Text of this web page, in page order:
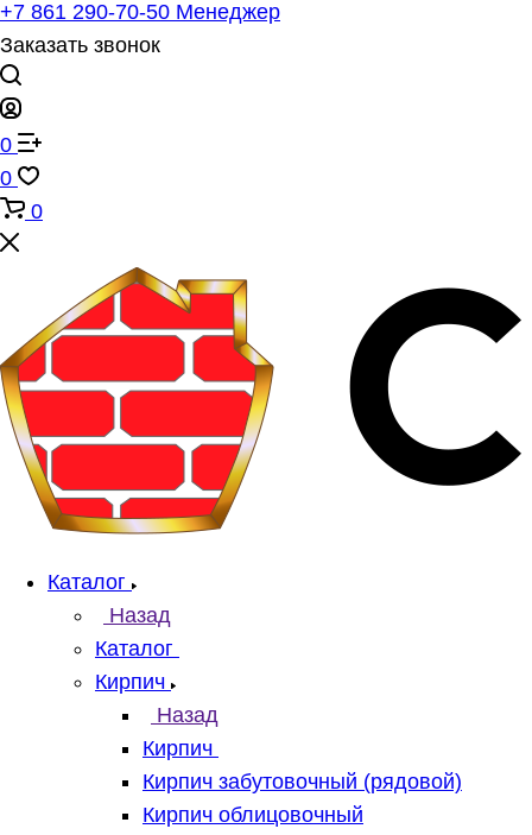
+7 861 290-70-50 Менеджер
Заказать звонок
0
0
0
Каталог
Назад
Каталог
Кирпич
Назад
Кирпич
Кирпич забутовочный (рядовой)
Кирпич облицовочный